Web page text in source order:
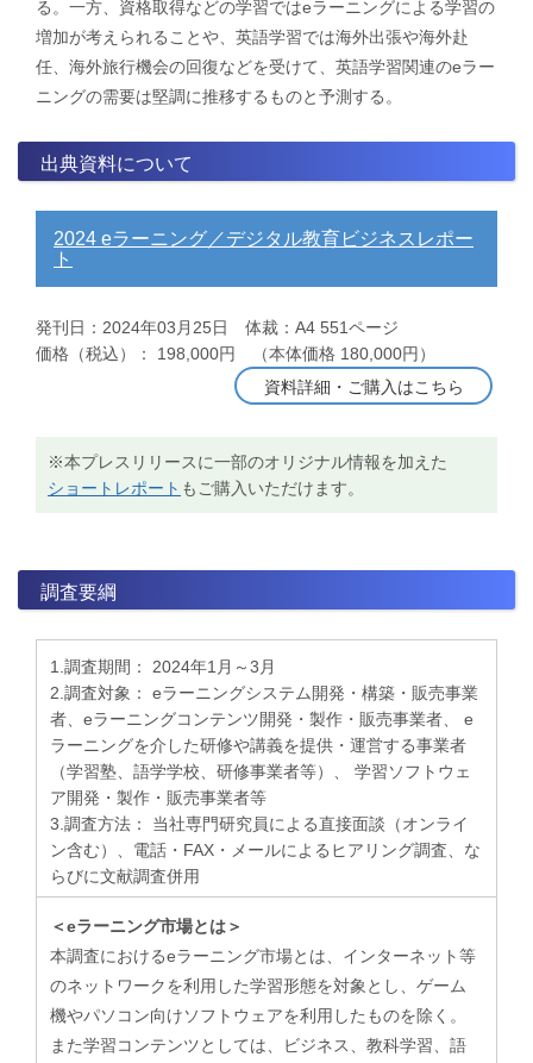
る。一方、資格取得などの学習ではeラーニングによる学習の
増加が考えられることや、英語学習では海外出張や海外赴
任、海外旅行機会の回復などを受けて、英語学習関連のeラー
ニングの需要は堅調に推移するものと予測する。
出典資料について
2024 eラーニング／デジタル教育ビジネスレポー
ト
発刊日：2024年03月25日 体裁：A4 551ページ
価格（税込）： 198,000円 （本体価格 180,000円）
資料詳細・ご購入はこちら
※本プレスリリースに一部のオリジナル情報を加えた
ショートレポート もご購入いただけます。
調査要綱
1.調査期間： 2024年1月～3月
2.調査対象： eラーニングシステム開発・構築・販売事業
者、eラーニングコンテンツ開発・製作・販売事業者、 e
ラーニングを介した研修や講義を提供・運営する事業者
（学習塾、語学学校、研修事業者等）、 学習ソフトウェ
ア開発・製作・販売事業者等
3.調査方法： 当社専門研究員による直接面談（オンライ
ン含む）、電話・FAX・メールによるヒアリング調査、な
らびに文献調査併用
＜eラーニング市場とは＞
本調査におけるeラーニング市場とは、インターネット等
のネットワークを利用した学習形態を対象とし、ゲーム
機やパソコン向けソフトウェアを利用したものを除く。
また学習コンテンツとしては、ビジネス、教科学習、語